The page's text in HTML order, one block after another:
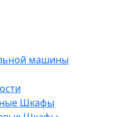
машины
Шкафы